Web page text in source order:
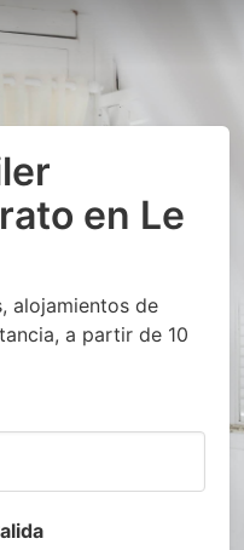
en Le
alojamientos de
a partir de 10